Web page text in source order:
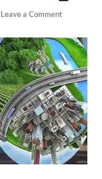
Leave a Comment